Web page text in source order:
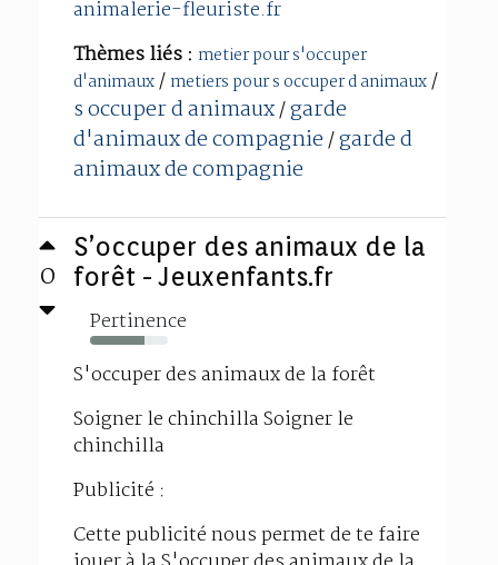
animalerie-fleuriste.fr
Thèmes liés : metier pour s'occuper
d'animaux/ metiers pour s occuper d animaux/
s occuper d animaux/garde
d'animaux de compagnie/garde d
animaux de compagnie
0
S’occuper des animaux de la
forêt - Jeuxenfants.fr
Pertinence
70%
S'occuper des animaux de la forêt
Soigner le chinchilla Soigner le
chinchilla
Publicité :
Cette publicité nous permet de te faire